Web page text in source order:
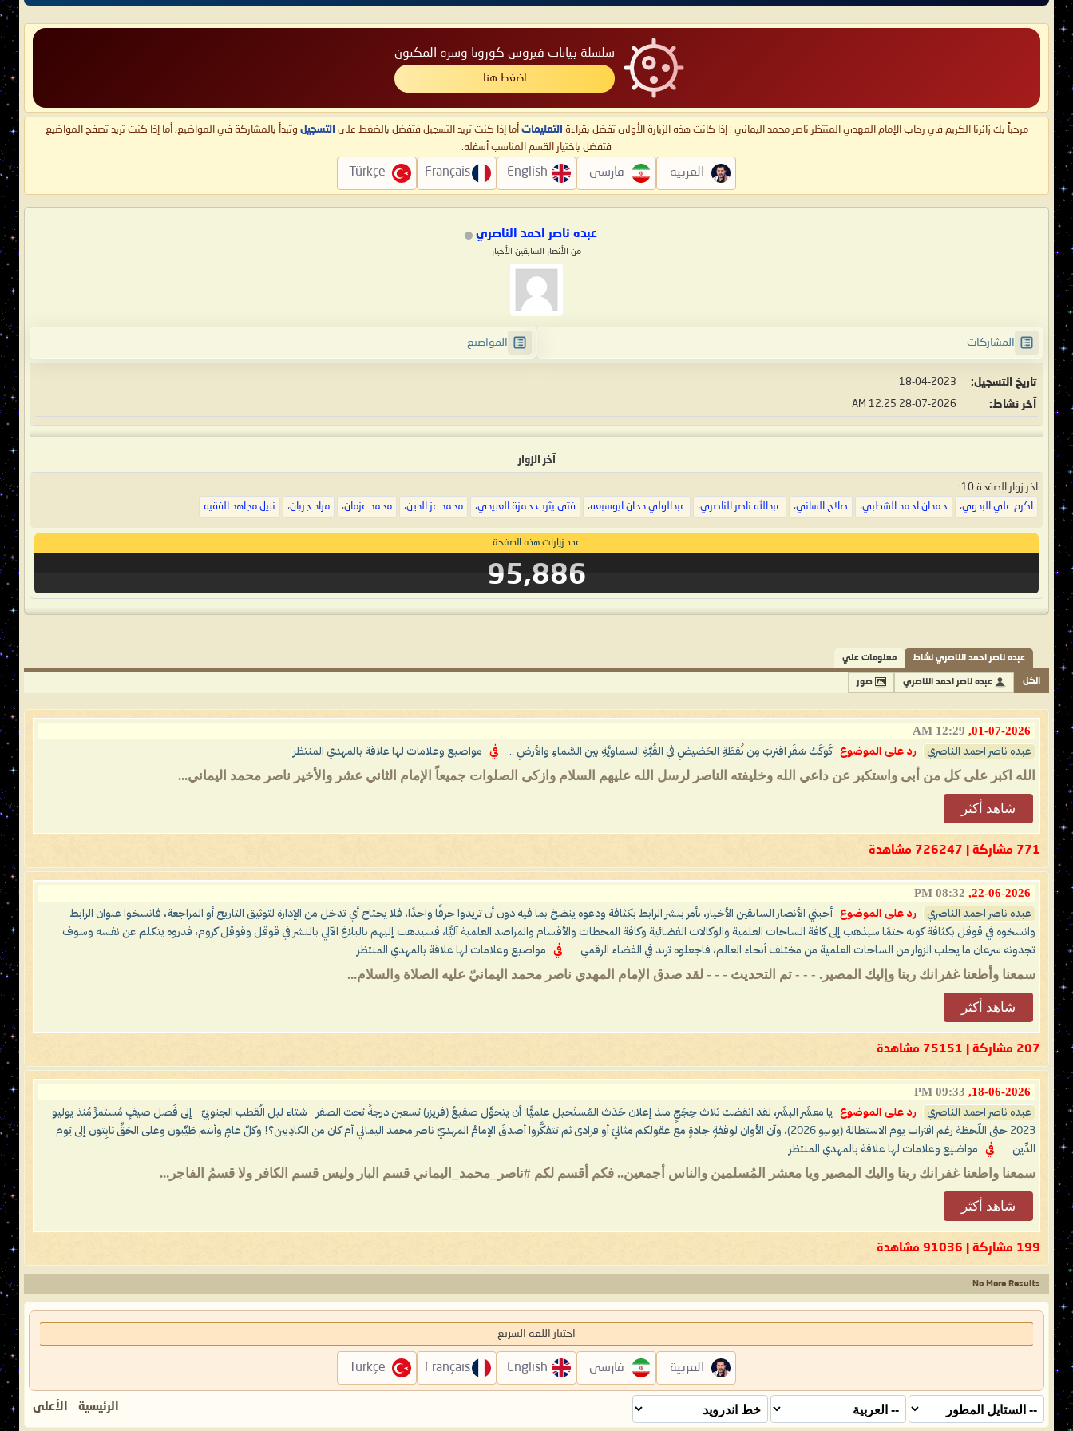
سلسلة بيانات فيروس كورونا وسره المكنون
اضغط هنا
مرحباً بك زائرنا الكريم في رحاب الإمام المهدي المنتظر ناصر محمد اليماني : إذا كانت هذه الزيارة الأولى تفضل بقراءة التعليمات أما إذا كنت تريد التسجيل فتفضل بالضغط على التسجيل وتبدأ بالمشاركة في المواضيع، أما إذا كنت تريد تصفح المواضيع
فتفضل باختيار القسم المناسب أسفله.
العربية فارسی English
Français
Türkçe
عبده ناصر احمد الناصري
من الأنصار السابقين الأخيار
المشاركات المواضيع
تاريخ التسجيل 18-04-2023
آخر نشاط 28-07-2026
12:25 AM
آخر الزوار
اخر زوار الصفحة 10:
اكرم علي البدوي، حمدان احمد الشطبي، صلاح الساني، عبدالله ناصر الناصري، عبدالولي دحان ابوسبعه، فتى يثرب حمزة العبيدي، محمد عز الدين، محمد عزمان، مراد جربان، نبيل مجاهد الفقيه
عدد زيارات هذه الصفحة
95,886
عبده ناصر احمد الناصري نشاط معلومات عني
الكل عبده ناصر احمد الناصري صور
01-07-2026,
12:29 AM
عبده ناصر احمد الناصري رد على الموضوع كَوكَبُ سَقَر اقتربَ مِن نُقطَةِ الحَضيضِ في القُبَّةِ السماويَّةِ بين السَّماءِ والأرضِ .. في مواضيع وعلامات لها علاقة بالمهدي المنتظر
الله اكبر على كل من أبى واستكبر عن داعي الله وخليفته الناصر لرسل الله عليهم السلام وازكى الصلوات جميعاً الإمام الثاني عشر والأخير ناصر محمد اليماني...
شاهد أكثر
771 مشاركة | 726247 مشاهدة
22-06-2026,
08:32 PM
عبده ناصر احمد الناصري رد على الموضوع
أحبتي الأنصار السابقين الأخيار، نأمر بنشر الرابط بكثافة ودعوه ينضخ بما فيه دون أن تزيدوا حرفًا واحدًا، فلا يحتاح أي تدخل من الإدارة لتوثيق التاريخ أو المراجعة، فانسخوا عنوان الرابط
وانسخوه في قوقل بكثافة كونه حتمًا سيذهب إلى كافة الساحات العلمية والوكالات الفضائية وكافة المحطات والأقسام والمراصد العلمية آليًّا، فسيذهب إليهم بالبلاغ الآلي بالنشر في قوقل وقوقل كروم، فذروه يتكلم عن نفسه وسوف
تجدونه سرعان ما يجلب الزوار من الساحات العلمية من مختلف أنحاء العالم، فاجعلوه ترند في الفضاء الرقمي ..
في مواضيع وعلامات لها علاقة بالمهدي المنتظر
سمعنا وأطعنا غفرانك ربنا وإليك المصير. - - - تم التحديث - - - لقد صدق الإمام المهدي ناصر محمد اليمانيّ عليه الصلاة والسلام...
شاهد أكثر
207 مشاركة | 75151 مشاهدة
18-06-2026,
09:33 PM
عبده ناصر احمد الناصري رد على الموضوع
يا معشَر البشَر، لقد انقضت ثلاث حِجَجٍ منذ إعلان حَدَث المُستَحيل علميًّا: أن يتحوَّل صقيعُ (فريزر) تسعين درجةً تحت الصفر - شتاء ليل الُقطب الجنوبيّ - إلى فَصل صيفٍ مُستمرٍّ مُنذ يوليو
2023 حتى اللّحظة رغم اقتراب يوم الاستطالة (يونيو 2026)، وآن الأوان لوقفةٍ جادةٍ مع عقولكم مثانيَ أو فرادى ثم تتفكَّروا أصدقَ الإمامُ المهديّ ناصر محمد اليماني أم كان من الكاذِبين؟! وكلّ عامٍ وأنتم طَيِّبون وعلى الحَقِّ ثابِتون إلى يَوم
الدِّين ..
في مواضيع وعلامات لها علاقة بالمهدي المنتظر
سمعنا واطعنا غفرانك ربنا واليك المصير ويا معشر المُسلمين والناس أجمعين.. فكم أقسم لكم #ناصر_محمد_اليماني قسم البار وليس قسم الكافر ولا قسمُ الفاجر...
شاهد أكثر
199 مشاركة | 91036 مشاهدة
No More Results
اختيار اللغة السريع
العربية فارسی English
Français
Türkçe
الرئيسية الأعلى